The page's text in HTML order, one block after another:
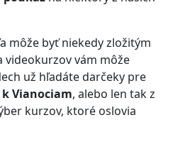
môže byť niekedy zložitým
videokurzov vám môže
už hľadáte darčeky pre
Vianociam, alebo len tak z
kurzov, ktoré oslovia